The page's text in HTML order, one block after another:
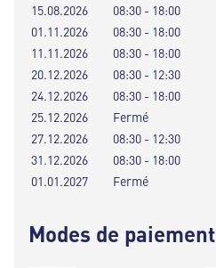
15.08.2026
08:30 - 18:00
01.11.2026
08:30 - 18:00
11.11.2026
08:30 - 18:00
20.12.2026
08:30 - 12:30
24.12.2026
08:30 - 18:00
25.12.2026
Fermé
27.12.2026
08:30 - 12:30
31.12.2026
08:30 - 18:00
01.01.2027
Fermé
Modes de paiement